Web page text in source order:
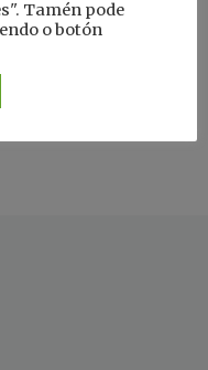
Tamén pode
o botón